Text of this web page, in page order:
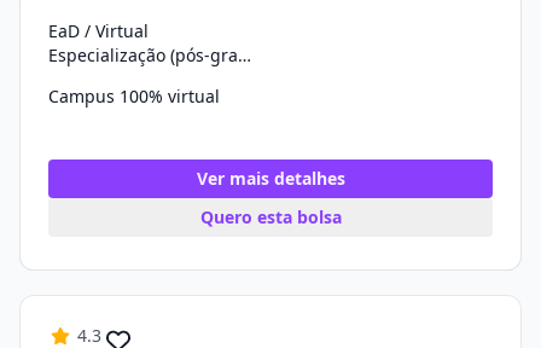
EaD / Virtual
Especialização (pós-graduação)
Campus 100% virtual
Ver mais detalhes
Quero esta bolsa
4.3